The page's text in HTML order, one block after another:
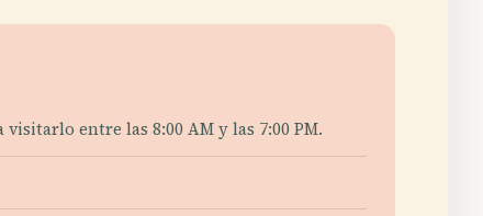
entre las 8:00 AM y las 7:00 PM.